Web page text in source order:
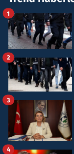
1
2
3
4